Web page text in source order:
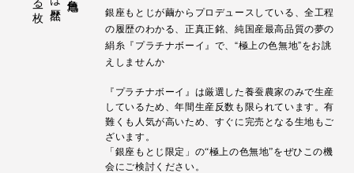
銀座もとじが繭からプロデュースしている、全工程
の履歴のわかる、正真正銘、純国産最高品質の夢の
絹糸『プラチナボーイ』で、“極上の色無地”をお誂
えしませんか
『プラチナボーイ』は厳選した養蚕農家のみで生産
しているため、年間生産反数も限られています。有
難くも人気が高いため、すぐに完売となる生地もご
ざいます。
「銀座もとじ限定」の“極上の色無地”をぜひこの機
会にご検討ください。